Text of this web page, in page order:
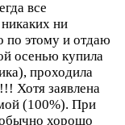
все
ни
по этому и отдаю
осенью купила
проходила
Хотя заявлена
(100%). При
обычно хорошо